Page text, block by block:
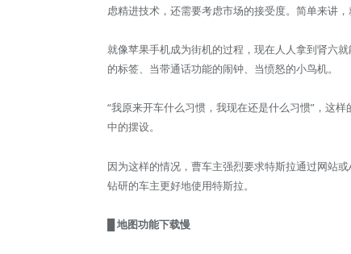
虑精进技术，还需要考虑市场的接受度。简单来讲，
就像苹果手机成为街机的过程，现在人人拿到肾六
的标签、当带通话功能的闹钟、当愤怒的小鸟机。
“我原来开车什么习惯，我现在还是什么习惯”，这
中的摆设。
因为这样的情况，曹车主强烈要求特斯拉通过网站
钻研的车主更好地使用特斯拉。
█ 地图功能下载慢